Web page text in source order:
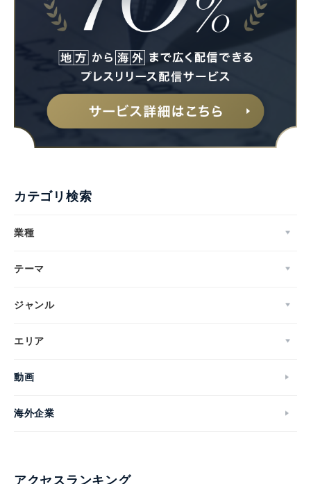
カテゴリ検索
業種
テーマ
ジャンル
エリア
動画
海外企業
アクセスランキング